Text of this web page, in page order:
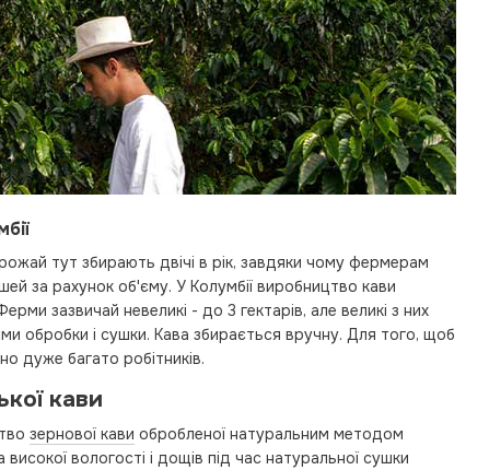
тут збирають двічі в рік, завдяки чому фермерам
за рахунок об'єму. У Колумбії виробництво кави
зазвичай невеликі - до 3 гектарів, але великі з них
обробки і сушки. Кава збирається вручну. Для того, щоб
дуже багато робітників.
кави
зернової кави обробленої натуральним методом
вологості і дощів під час натуральної сушки